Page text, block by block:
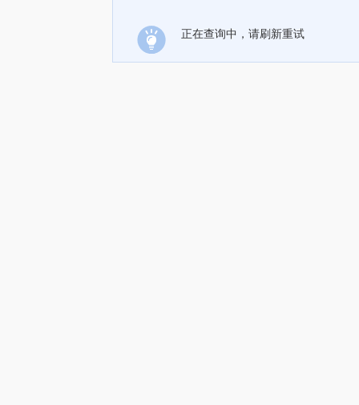
正在查询中，请刷新重试